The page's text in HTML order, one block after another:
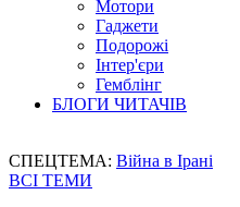
Мотори
Гаджети
Подорожі
Інтер'єри
Гемблінг
БЛОГИ ЧИТАЧІВ
СПЕЦТЕМА: Війна в Ірані
ВСІ ТЕМИ